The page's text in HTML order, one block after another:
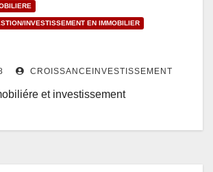
INVESTISSEMENT EN IMMOBILIER
CROISSANCEINVESTISSEMENT
et investissement